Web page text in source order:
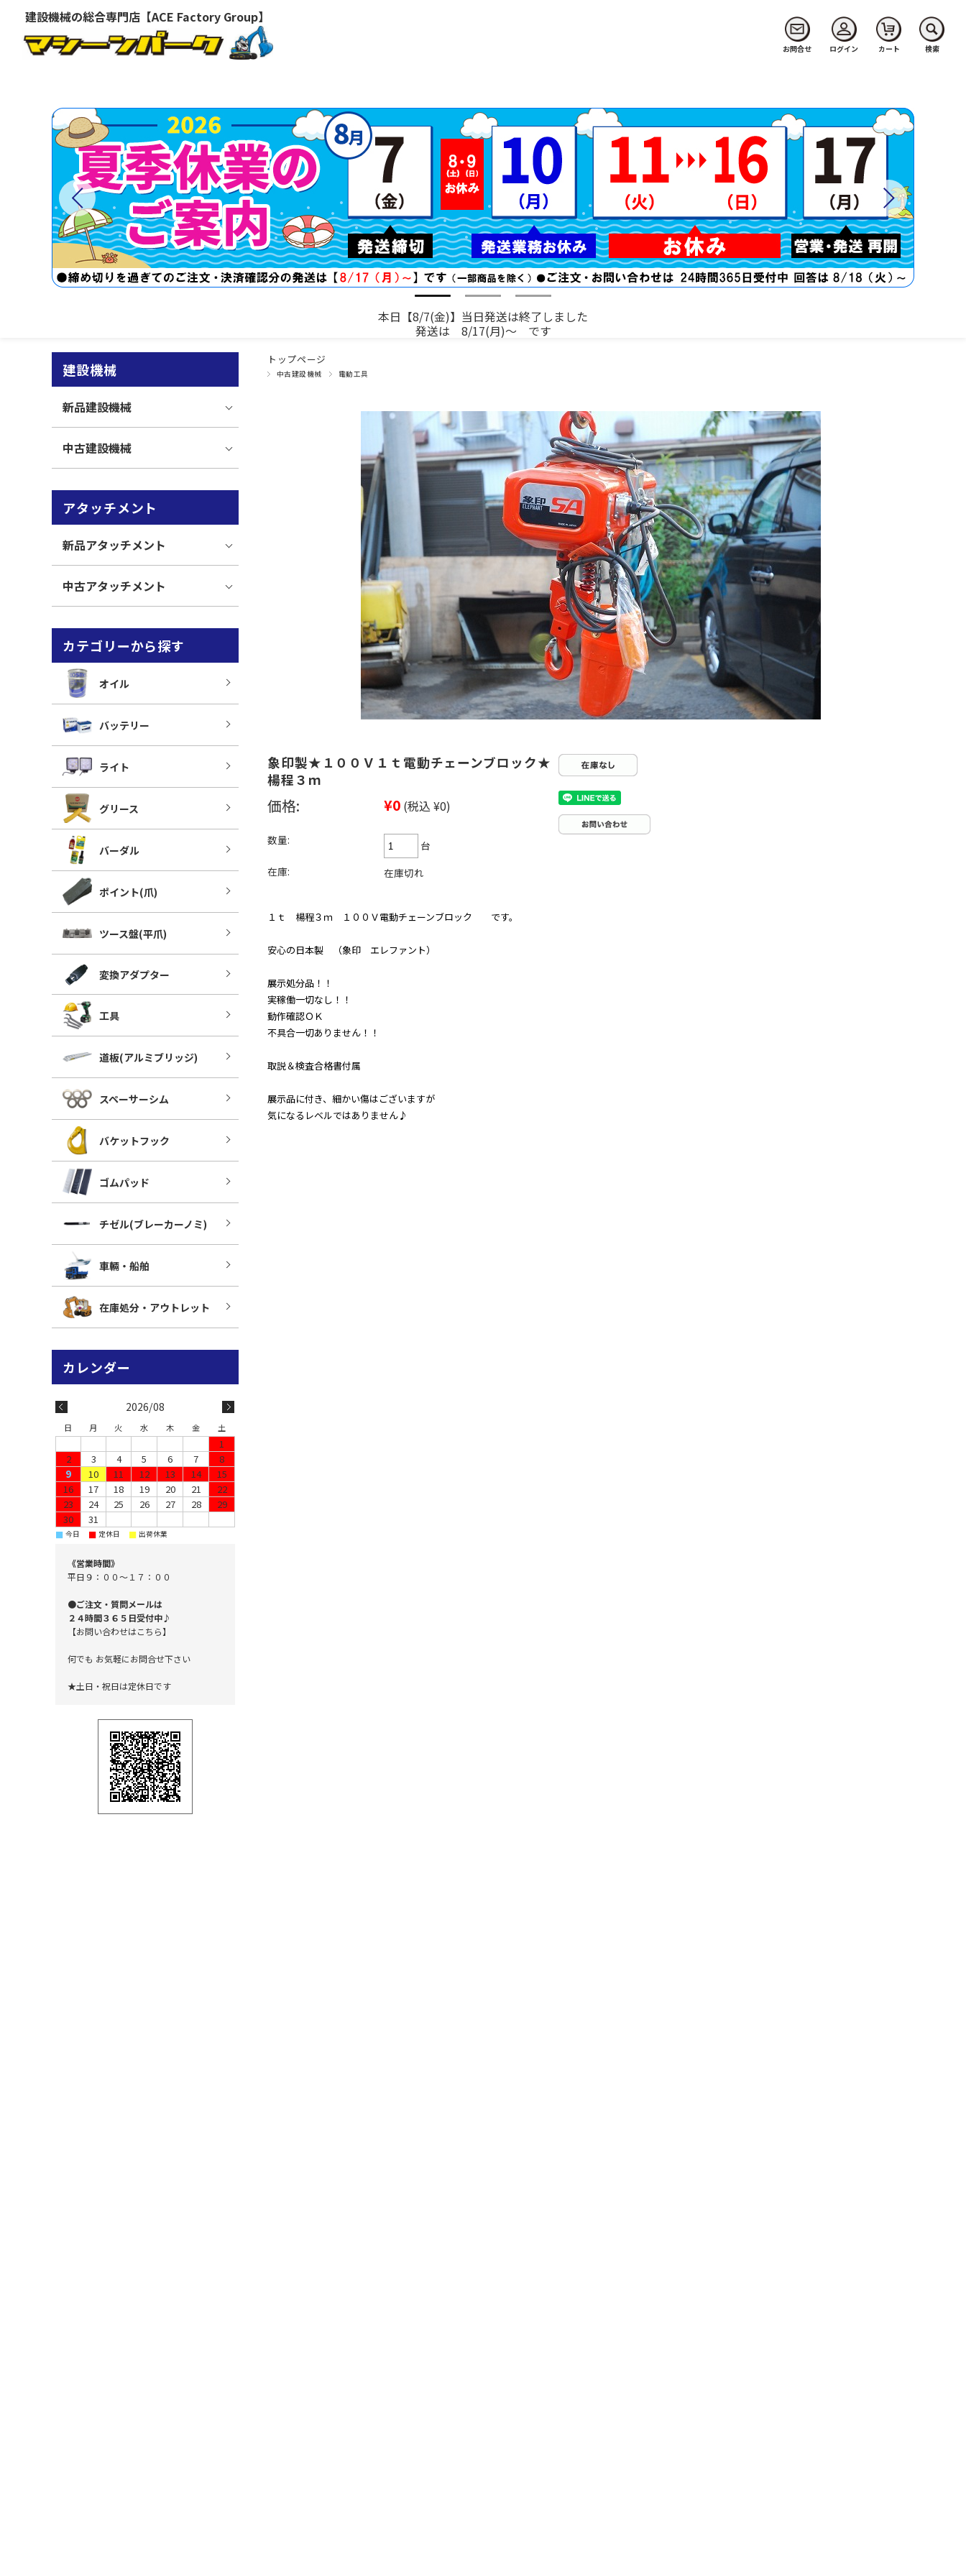
建設機械の総合専門店【ACE Factory Group】
お問合せ ログイン カート 検索
本日【8/7(金)】当日発送は終了しました
発送は 8/17(月)～ です
トップページ
中古建設機械 電動工具
象印製★１００Ｖ１ｔ電動チェーンブロック★
楊程３ｍ
価格: ¥0 (税込 ¥0)
数量:
台
在庫:
在庫切れ
１ｔ 楊程３ｍ １００Ｖ電動チェーンブロック です。
安心の日本製 （象印 エレファント）
展示処分品！！
実稼働一切なし！！
動作確認ＯＫ
不具合一切ありません！！
取説＆検査合格書付属
展示品に付き、細かい傷はございますが
気になるレベルではありません♪
建設機械
新品建設機械
中古建設機械
アタッチメント
新品アタッチメント
中古アタッチメント
カテゴリーから探す
オイル
バッテリー
ライト
グリース
バーダル
ポイント(爪)
ツース盤(平爪)
変換アダプター
工具
道板(アルミブリッジ)
スペーサーシム
バケットフック
ゴムパッド
チゼル(ブレーカーノミ)
車輛・船舶
在庫処分・アウトレット
2026/08
日 月 火 水 木 金 土
1
2
3 4 5 6 7
8
9
10 11 12 13 14
15
16
17 18 19 20 21
22
23
24 25 26 27 28
29
30
31
■ 今日 ■ 定休日 ■ 出荷休業
《営業時間》
平日９：００～１７：００
●ご注文・質問メールは
２４時間３６５日受付中♪
【お問い合わせはこちら】
何でも お気軽にお問合せ下さい
★土日・祝日は定休日です